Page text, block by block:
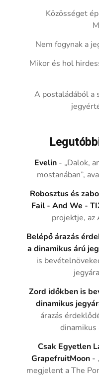
Közösséget
Nem fogynak a
Mikor és hol
A postaládából a
Evelin - „Dalok,
mostanában”,
Robosztus és
Fail - And We -
projektje,
Belépő árazás
a dinamikus árú
is
Zord időkben is
dinamikus
árazás
dinamikus
Csak Egyetlen
GrapefruitMoon -
megjelent a The